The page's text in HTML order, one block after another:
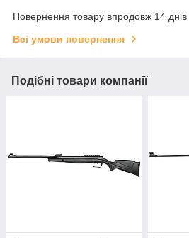
Повернення товару впродовж 14
Всі умови повернення
Подібні товари компанії